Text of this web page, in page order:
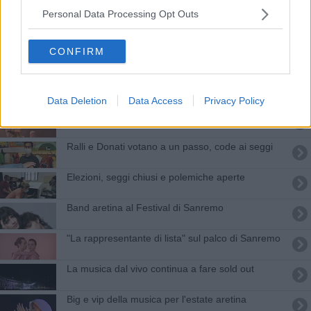
Personal Data Processing Opt Outs
CONFIRM
Data Deletion Data Access Privacy Policy
"Anfiteatro sotto le stelle", ecco il programma
​Ralli e Donati votano a un passo, code ai seggi
Elezioni, seggi chiusi e polemiche aperte
Band aretina al Festival di Sanremo
"La rappresentante di lista" sul palco di Sanremo
La musica dal vivo continua a fare sold out
Big e vip della musica per l'estate aretina